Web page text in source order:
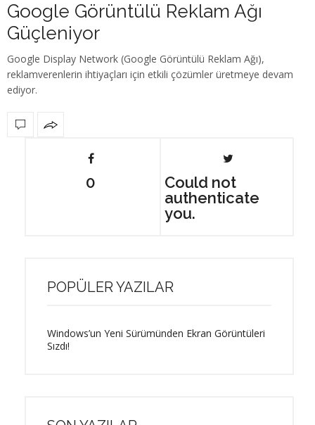
Google Görüntülü Reklam Ağı
Güçleniyor
Google Display Network (Google Görüntülü Reklam Ağı),
reklamverenlerin ihtiyaçları için etkili çözümler üretmeye devam
ediyor.
0
Could not
authenticate
you.
POPÜLER YAZILAR
Windows’un Yeni Sürümünden Ekran Görüntüleri
Sızdı!